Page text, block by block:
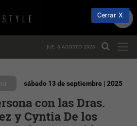
JUE. 6 AGOSTO 2026
sábado 13 de septiembre | 2025
con las Dras.
y Cyntia De los
Cerrar